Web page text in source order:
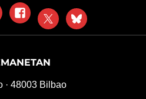
Facebook
X
Blue
Sky
· 48003 Bilbao